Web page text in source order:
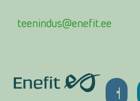
teenindus@enefit.ee